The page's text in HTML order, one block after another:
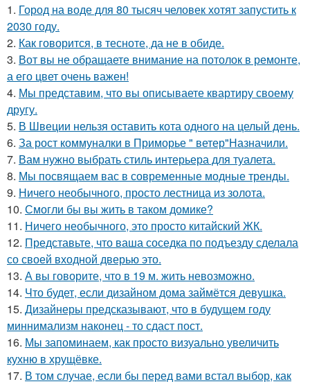
1. Город на воде для 80 тысяч человек хотят запустить к
2030 году.
2. Как говорится, в тесноте, да не в обиде.
3. Вот вы не обращаете внимание на потолок в ремонте,
а его цвет очень важен!
4. Мы представим, что вы описываете квартиру своему
другу.
5. В Швеции нельзя оставить кота одного на целый день.
6. За рост коммуналки в Приморье " ветер"Назначили.
7. Вам нужно выбрать стиль интерьера для туалета.
8. Мы посвящаем вас в современные модные тренды.
9. Ничего необычного, просто лестница из золота.
10. Смогли бы вы жить в таком домике?
11. Ничего необычного, это просто китайский ЖК.
12. Представьте, что ваша соседка по подъезду сделала
со своей входной дверью это.
13. А вы говорите, что в 19 м. жить невозможно.
14. Что будет, если дизайном дома займётся девушка.
15. Дизайнеры предсказывают, что в будущем году
миннимализм наконец - то сдаст пост.
16. Мы запоминаем, как просто визуально увеличить
кухню в хрущёвке.
17. В том случае, если бы перед вами встал выбор, как